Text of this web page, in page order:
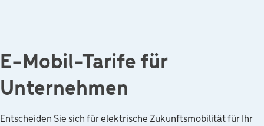
E-Mobil-Tarife für
Unternehmen
Entscheiden Sie sich für elektrische Zukunftsmobilität für Ihr